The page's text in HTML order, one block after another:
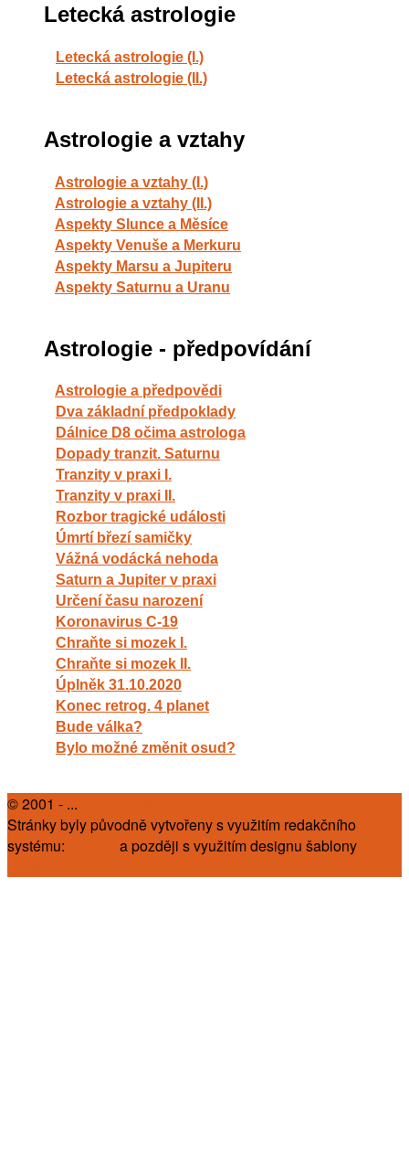
Letecká astrologie
Letecká astrologie (I.)
Letecká astrologie (II.)
Astrologie a vztahy
Astrologie a vztahy (I.)
Astrologie a vztahy (II.)
Aspekty Slunce a Měsíce
Aspekty Venuše a Merkuru
Aspekty Marsu a Jupiteru
Aspekty Saturnu a Uranu
Astrologie - předpovídání
Astrologie a předpovědi
Dva základní předpoklady
Dálnice D8 očima astrologa
Dopady tranzit. Saturnu
Tranzity v praxi I.
Tranzity v praxi II.
Rozbor tragické události
Úmrtí březí samičky
Vážná vodácká nehoda
Saturn a Jupiter v praxi
Určení času narození
Koronavirus C-19
Chraňte si mozek I.
Chraňte si mozek II.
Úplněk 31.10.2020
Konec retrog. 4 planet
Bude válka?
Bylo možné změnit osud?
© 2001 - ...
Stránky byly původně vytvořeny s využitím redakčního
systému:
a později s využitím designu šablony